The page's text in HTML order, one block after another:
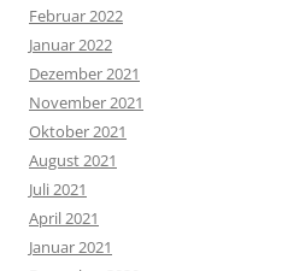
Februar 2022
Januar 2022
Dezember 2021
November 2021
Oktober 2021
August 2021
Juli 2021
April 2021
Januar 2021